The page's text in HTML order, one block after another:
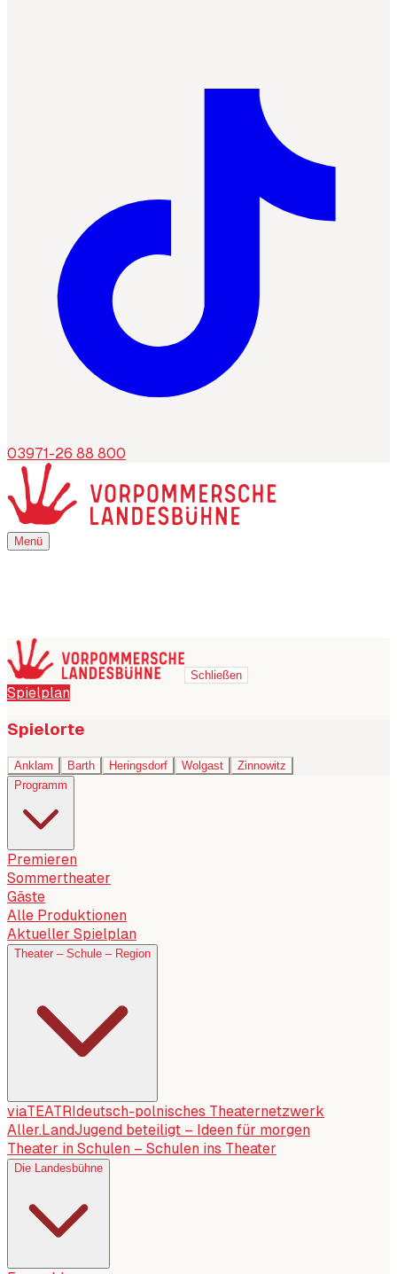
03971-26 88 800
Menü
Menü
Schließen
Spielplan
Spielorte
Anklam Barth Heringsdorf Wolgast
Zinnowitz
Programm
Premieren
Sommertheater
Gäste
Alle Produktionen
Aktueller Spielplan
Theater – Schule – Region
viaTEATRI deutsch-polnisches Theaternetzwerk
Aller.LandJugend beteiligt – Ideen für morgen
Theater in Schulen – Schulen ins Theater
Die Landesbühne